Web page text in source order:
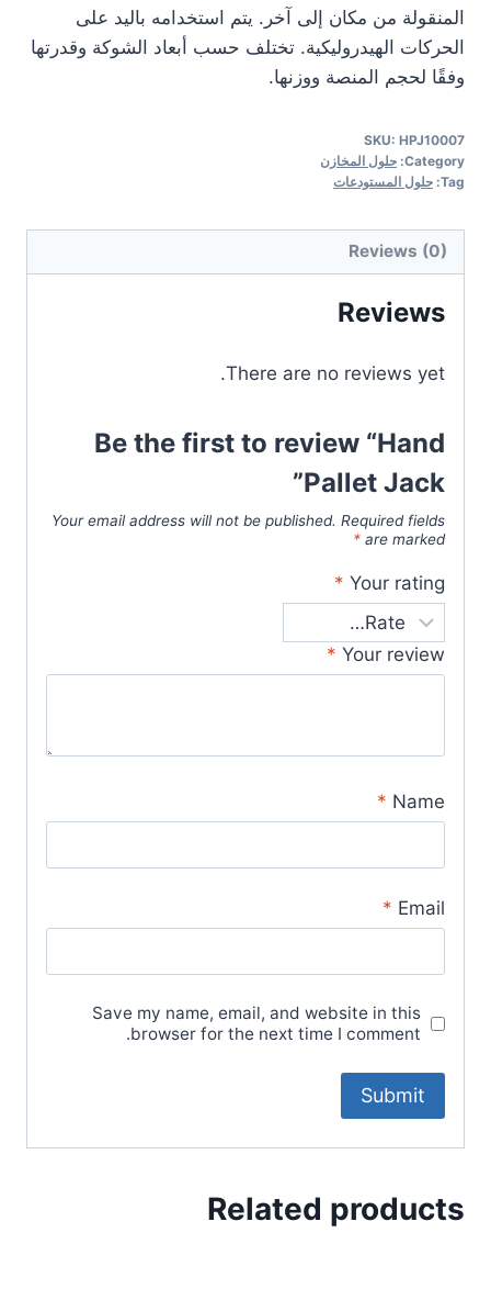
المنقولة من مكان إلى آخر. يتم استخدامه باليد على
الحركات الهيدروليكية. تختلف حسب أبعاد الشوكة وقدرتها
وفقًا لحجم المنصة ووزنها.
SKU: HPJ10007
Category: حلول المخازن
Tag: حلول المستودعات
Reviews (0)
Reviews
There are no reviews yet.
Be the first to review “Hand
Pallet Jack”
Your email address will not be published. Required fields
are marked
*
Your rating
*
Your review
*
Name
*
Email
*
Save my name, email, and website in this
browser for the next time I comment.
Related products